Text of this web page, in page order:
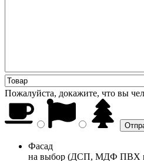
Пожалуйста, докажите, что вы
Фасад
на выбор (ДСП, МДФ ПВХ